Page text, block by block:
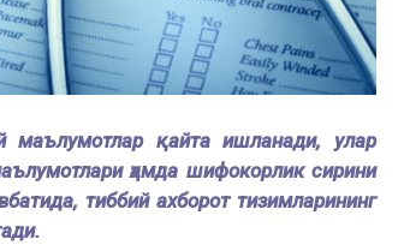
маълумотлар қайта ишланади, улар
ҳамда шифокорлик сирини
тиббий ахборот тизимларининг